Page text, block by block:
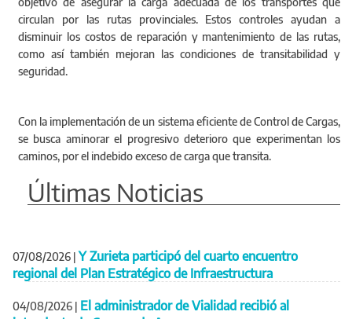
circulan por las rutas provinciales. Estos controles ayudan a
disminuir los costos de reparación y mantenimiento de las rutas,
como así también mejoran las condiciones de transitabilidad y
seguridad.
Con la implementación de un sistema eficiente de Control de Cargas,
se busca aminorar el progresivo deterioro que experimentan los
caminos, por el indebido exceso de carga que transita.
Últimas Noticias
07/08/2026 | Y Zurieta participó del cuarto encuentro
regional del Plan Estratégico de Infraestructura
04/08/2026 | El administrador de Vialidad recibió al